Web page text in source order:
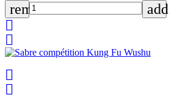
remove
add



